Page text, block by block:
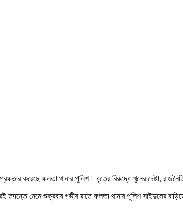
করেছে ফলতা থানার পুলিশ। ধৃতের বিরুদ্ধে খুনের চেষ্টা,
নেমে শুক্রবার গভীর রাতে ফলতা থানার পুলিশ সাইদুলের